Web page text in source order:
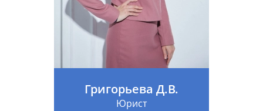
Григорьева Д.В.
Юрист